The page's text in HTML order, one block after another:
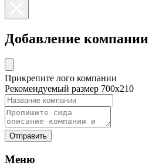
Добавление компании
Прикрепите лого компании
Рекомендуемый размер 700х210
Отправить
Меню